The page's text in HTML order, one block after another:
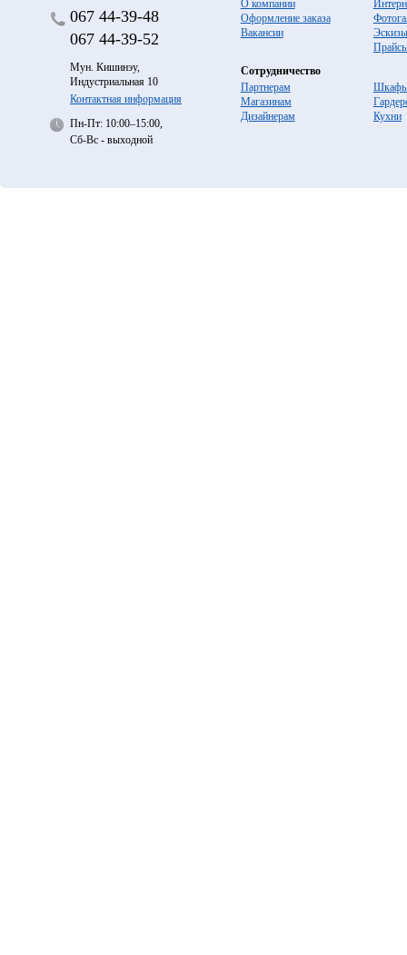
067 44-39-48
067 44-39-52
Мун. Кишинэу,
Индустриальная 10
Контактная информация
Пн-Пт: 10:00–15:00,
Сб-Вс - выходной
О компании
Оформление заказа
Вакансии
Эскизы
Сотрудничество
Партнерам
Магазинам
Дизайнерам
Кухни